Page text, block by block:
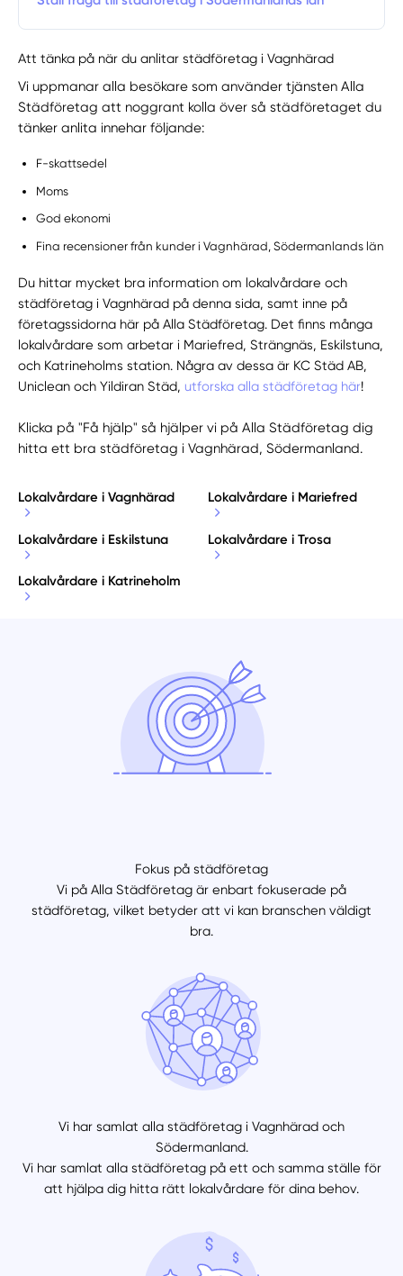
Att tänka på när du anlitar städföretag i Vagnhärad
Vi uppmanar alla besökare som använder tjänsten Alla
Städföretag att noggrant kolla över så städföretaget du
tänker anlita innehar följande:
F-skattsedel
Moms
God ekonomi
Fina recensioner från kunder i Vagnhärad, Södermanlands län
Du hittar mycket bra information om lokalvårdare och
städföretag i Vagnhärad på denna sida, samt inne på
företagssidorna här på Alla Städföretag. Det finns många
lokalvårdare som arbetar i Mariefred, Strängnäs, Eskilstuna,
och Katrineholms station. Några av dessa är KC Städ AB,
Uniclean och Yildiran Städ, utforska alla städföretag här!
Klicka på "Få hjälp" så hjälper vi på Alla Städföretag dig
hitta ett bra städföretag i Vagnhärad, Södermanland.
Lokalvårdare i Vagnhärad Lokalvårdare i Mariefred
Lokalvårdare i Eskilstuna Lokalvårdare i Trosa
Lokalvårdare i Katrineholm
Fokus på städföretag
Vi på Alla Städföretag är enbart fokuserade på
städföretag, vilket betyder att vi kan branschen väldigt
bra.
Vi har samlat alla städföretag i Vagnhärad och
Södermanland.
Vi har samlat alla städföretag på ett och samma ställe för
att hjälpa dig hitta rätt lokalvårdare för dina behov.